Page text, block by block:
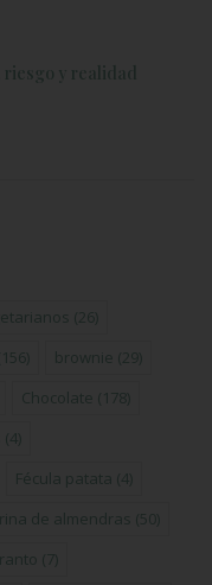
riesgo y realidad
(26)
brownie (29)
Chocolate (178)
(4)
Fécula patata (4)
de almendras (50)
(7)